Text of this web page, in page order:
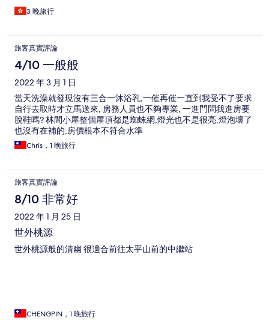
3 晚旅行
旅客真實評論
4/10 一般般
2022 年 3 月 1 日
當天洗澡就發現沒有三合一沐浴乳,一催再催一直到我受不了要求
自行去取時才立馬送來, 房務人員也不夠專業, 一進門問我進房要
脫鞋嗎? 林間小屋整個屋頂都是蜘蛛網,燈光也不是很亮,燈泡壞了
也沒有在補的,房價根本不符合水準
Chris，1 晚旅行
旅客真實評論
8/10 非常好
2022 年 1 月 25 日
世外桃源
世外桃源般的清幽 很適合前往太平山前的中繼站
CHENGPIN，1 晚旅行